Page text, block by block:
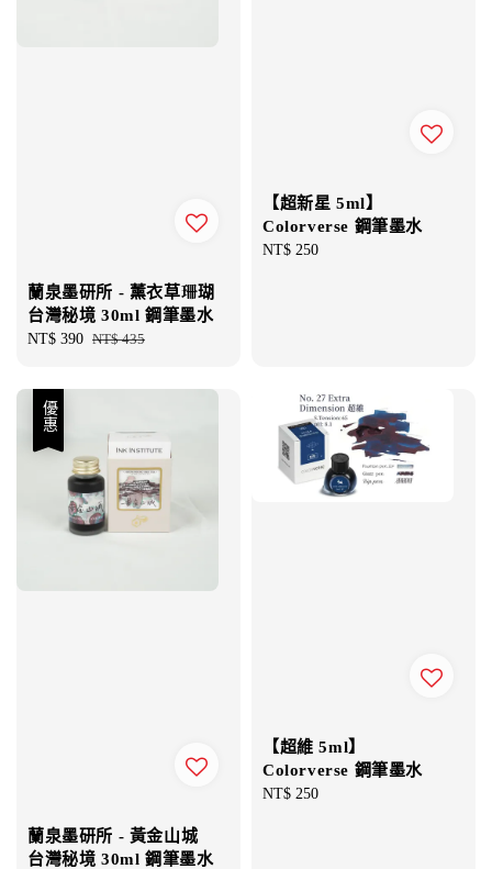
蘭泉墨研所 - 薰衣草珊瑚
台灣秘境 30ml 鋼筆墨水
Sale
NT$ 390 Regular
NT$ 435
【超新星 5ml】
Colorverse 鋼筆墨水
Regular
NT$ 250
優惠
蘭泉墨研所 - 黃金山城
台灣秘境 30ml 鋼筆墨水
【超維 5ml】
Colorverse 鋼筆墨水
Regular
NT$ 250